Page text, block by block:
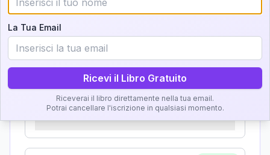
GRATIS
Zona del Ritratto
Karma Genitore-Figlio
La Tua Email
Ricevi il Libro Gratuito
Riceverai il libro direttamente nella tua email.
Potrai cancellare l'iscrizione in qualsiasi momento.